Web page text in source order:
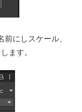
にしスケール、
ます。